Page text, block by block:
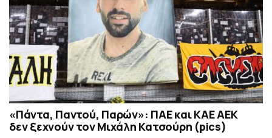
«Πάντα, Παντού, Παρών»: ΠΑΕ και ΚΑΕ ΑΕΚ
δεν ξεχνούν τον Μιχάλη Κατσούρη (pics)